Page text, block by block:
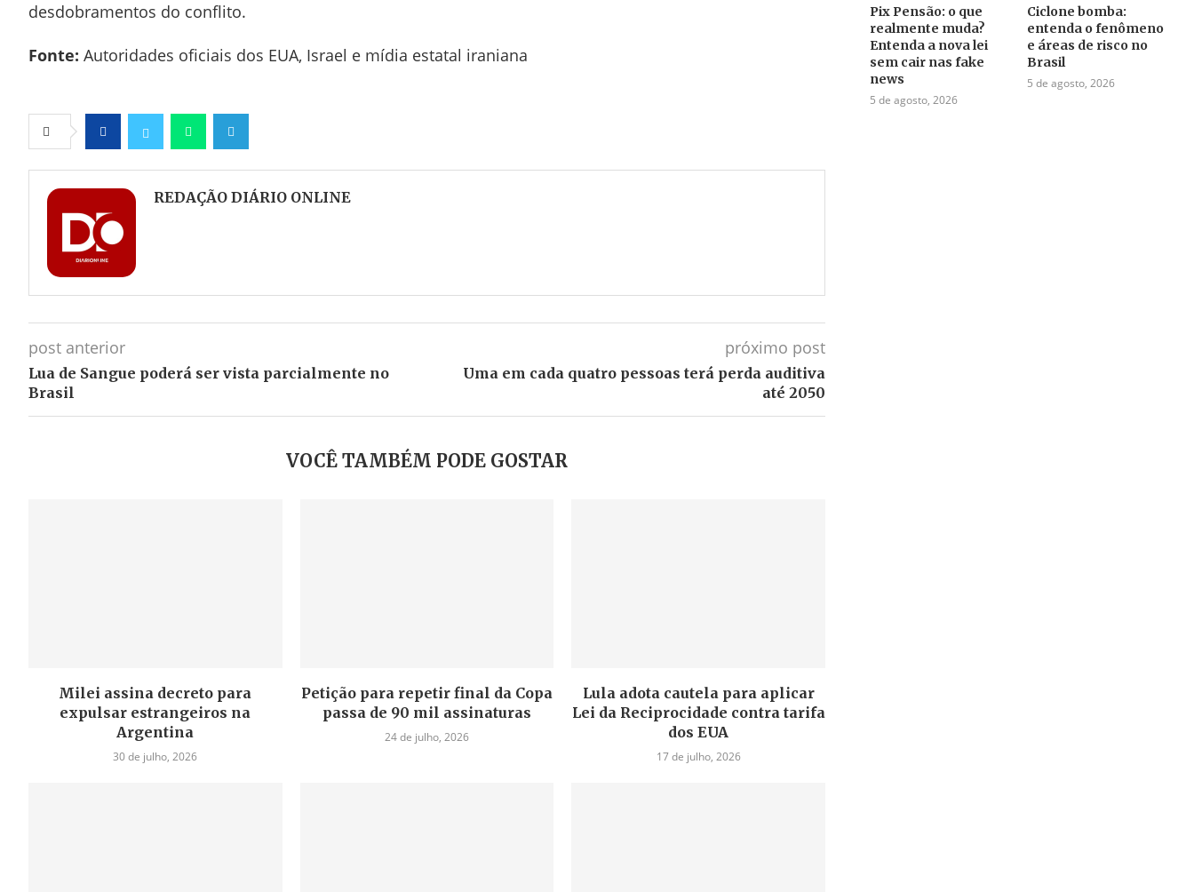
desdobramentos do conflito.
Fonte: Autoridades oficiais dos EUA, Israel e mídia estatal iraniana
FacebookTwitter WhatsappTelegram
REDAÇÃO DIÁRIO ONLINE
post anterior
Lua de Sangue poderá ser vista parcialmente no
Brasil
próximo post
Uma em cada quatro pessoas terá perda auditiva
até 2050
VOCÊ TAMBÉM PODE GOSTAR
Milei assina decreto para
expulsar estrangeiros na
Argentina
30 de julho, 2026
Petição para repetir final da Copa
passa de 90 mil assinaturas
24 de julho, 2026
Lula adota cautela para aplicar
Lei da Reciprocidade contra tarifa
dos EUA
17 de julho, 2026
Pix Pensão: o que
realmente muda?
Entenda a nova lei
sem cair nas fake
news
5 de agosto, 2026
Ciclone bomba:
entenda o fenômeno
e áreas de risco no
Brasil
5 de agosto, 2026